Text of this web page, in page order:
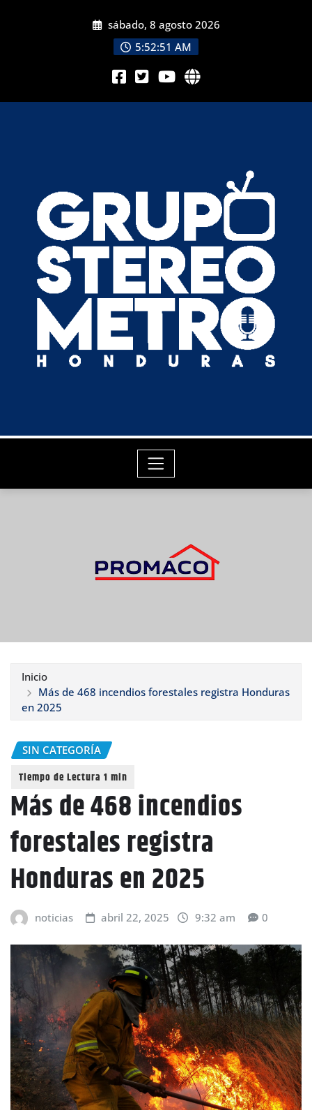
sábado, 8 agosto 2026
5:52:52 AM
Inicio
Más de 468 incendios forestales registra Honduras
en 2025
SIN CATEGORÍA
Más de 468 incendios
forestales registra
Honduras en 2025
noticias abril 22, 2025 9:32 am 0